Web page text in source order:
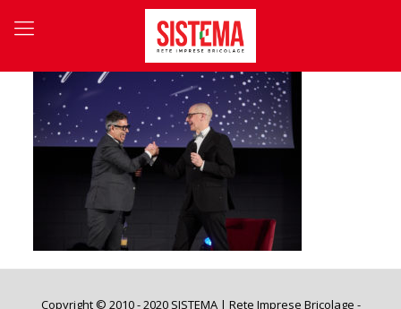
Copyright © 2010 - 2020 SISTEMA | Rete Imprese Bricolage -